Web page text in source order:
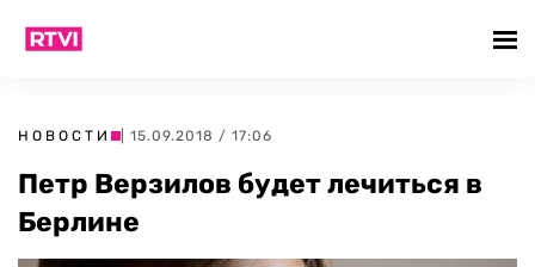
НОВОСТИ | 15.09.2018 / 17:06
Петр Верзилов будет лечиться в
Берлине